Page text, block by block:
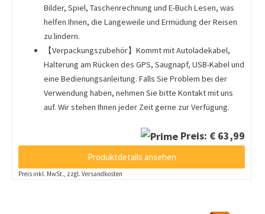
Bilder, Spiel, Taschenrechnung und E-Buch Lesen, was
helfen Ihnen, die Langeweile und Ermüdung der Reisen
zu lindern.
【Verpackungszubehör】Kommt mit Autoladekabel,
Halterung am Rücken des GPS, Saugnapf, USB-Kabel und
eine Bedienungsanleitung. Falls Sie Problem bei der
Verwendung haben, nehmen Sie bitte Kontakt mit uns
auf. Wir stehen Ihnen jeder Zeit gerne zur Verfügung.
Preis: € 63,99
Produktdetails ansehen
Preis inkl. MwSt., zzgl. Versandkosten